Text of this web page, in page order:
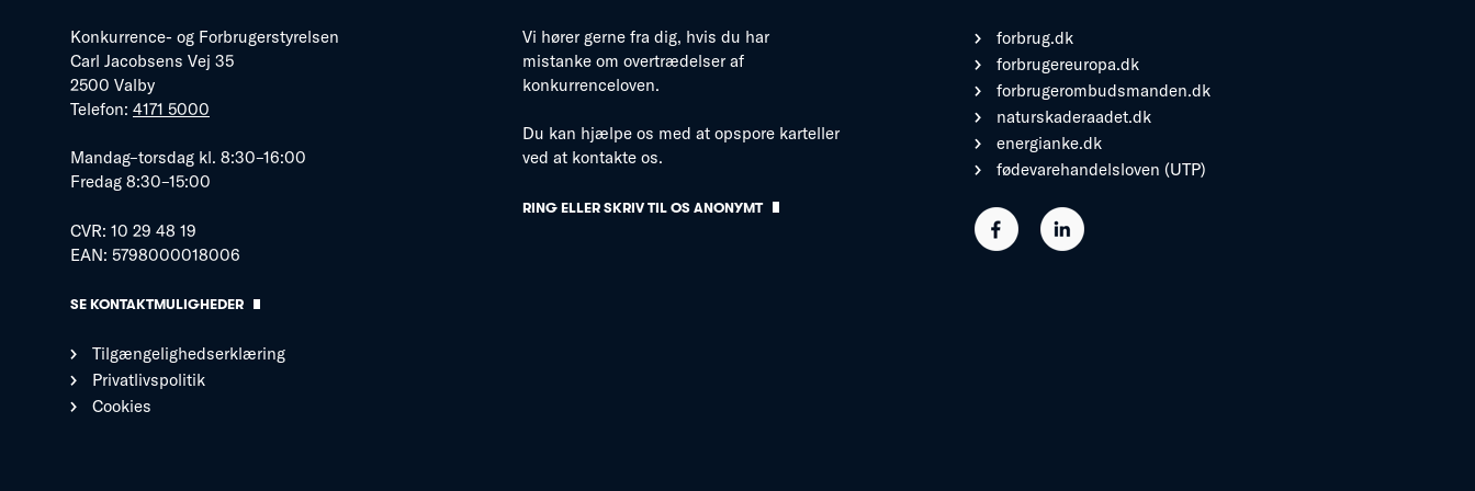
Konkurrence- og Forbrugerstyrelsen
Carl Jacobsens Vej 35
2500 Valby
Telefon: 4171 5000
Mandag–torsdag kl. 8:30–16:00
Fredag 8:30–15:00
CVR: 10 29 48 19
EAN: 5798000018006
SE KONTAKTMULIGHEDER
Tilgængelighedserklæring
Privatlivspolitik
Cookies
Vi hører gerne fra dig, hvis du har
mistanke om overtrædelser af
konkurrenceloven.
Du kan hjælpe os med at opspore karteller
ved at kontakte os.
RING ELLER SKRIV TIL OS ANONYMT
forbrug.dk
forbrugereuropa.dk
forbrugerombudsmanden.dk
naturskaderaadet.dk
energianke.dk
fødevarehandelsloven (UTP)